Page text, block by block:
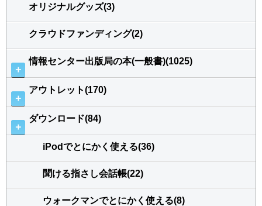
オリジナルグッズ(3)
クラウドファンディング(2)
＋
情報センター出版局の本(一般書)(1025)
＋
アウトレット(170)
＋
ダウンロード(84)
iPodでとにかく使える(36)
聞ける指さし会話帳(22)
ウォークマンでとにかく使える(8)